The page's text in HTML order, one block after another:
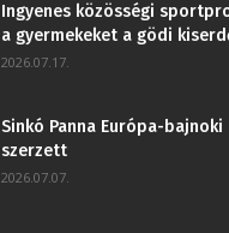
Ingyenes közösségi
a gyermekeket a gödi
2026.07.17.
Sinkó Panna Európa-
szerzett
2026.07.07.